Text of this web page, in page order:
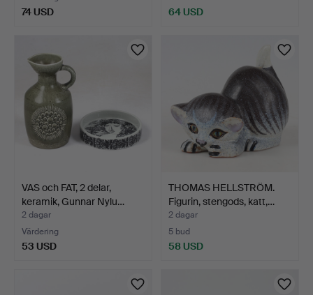
74 USD 64 USD
VAS och FAT, 2 delar,
keramik, Gunnar Nylu…
2 dagar
Värdering
53 USD
THOMAS HELLSTRÖM.
Figurin, stengods, katt,…
2 dagar
5 bud
58 USD